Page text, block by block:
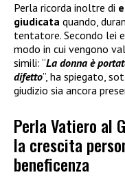
Perla ricorda inoltre di
giudicata quando,
tentatore. Secondo lei
modo in cui vengono
simili: “La donna è
difetto”, ha spiegato,
giudizio sia ancora
Perla Vatiero al
la crescita
beneficenza